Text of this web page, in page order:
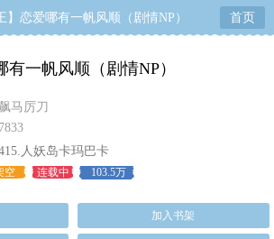
】恋爱哪有一帆风顺（剧情NP） 首页
有一帆风顺（剧情NP）
马厉刀
人妖岛卡玛巴卡
空 连载中 103.5万
加入书架